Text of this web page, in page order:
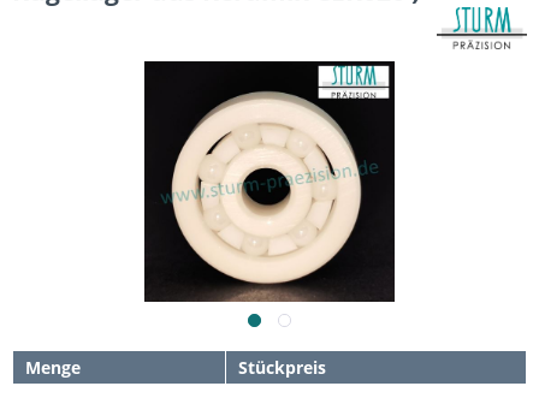
Menge
Stückpreis